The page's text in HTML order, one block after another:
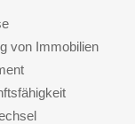
von Immobilien